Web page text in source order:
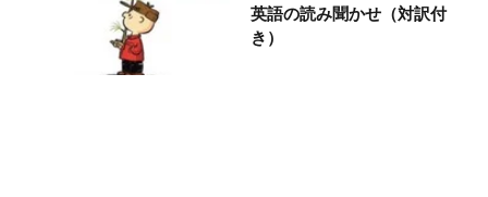
英語の読み聞かせ（対訳付
き）